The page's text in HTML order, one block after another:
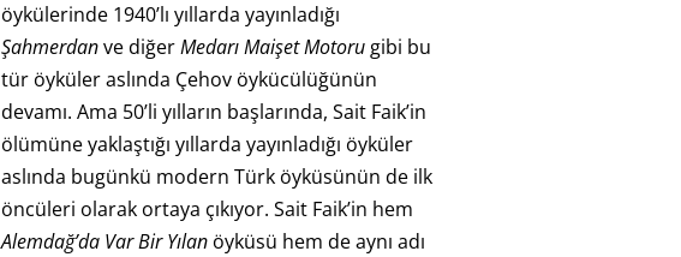
öykülerinde 1940’lı yıllarda yayınladığı
Şahmerdanve diğerMedarı Maişet Motoru gibi bu
tür öyküler aslında Çehov öykücülüğünün
devamı. Ama 50’li yılların başlarında, Sait Faik’in
ölümüne yaklaştığı yıllarda yayınladığı öyküler
aslında bugünkü modern Türk öyküsünün de ilk
öncüleri olarak ortaya çıkıyor. Sait Faik’in hem
Alemdağ’da Var Bir Yılan öyküsü hem de aynı adı